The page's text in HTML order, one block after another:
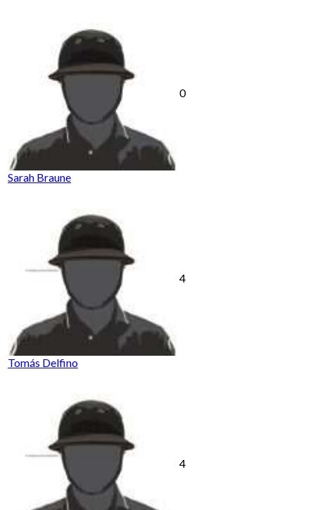
Sarah Braune
0
Tomás Delfino
4
4